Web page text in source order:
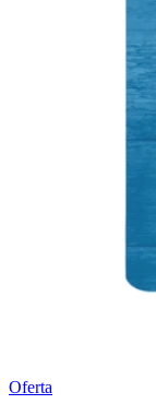
Oferta